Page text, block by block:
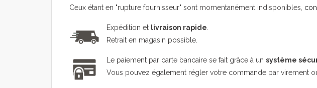
Ceux étant en "rupture fournisseur" sont momentanément indisponibles,
Expédition et livraison rapide.
Retrait en magasin possible.
Le paiement par carte bancaire se fait grâce à un système
Vous pouvez également régler votre commande par virement